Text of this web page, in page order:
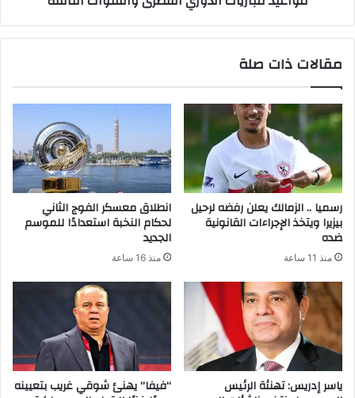
مقالات ذات صلة
رسميا .. الزمالك يعلن رفضه لرحيل
بيزيرا ويتخذ الإجراءات القانونية
ضده
منذ 11 ساعة
انطلاق معسكر الفوج الثاني
لحكام النخبة استعدادًا للموسم
الجديد
منذ 16 ساعة
ياسر إدريس: تهنئة الرئيس “فيفا” يهنئ شوقي غريب بتعيينه